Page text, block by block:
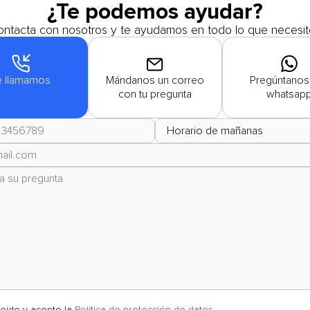
¿Te podemos ayudar?
con nosotros y te ayudamos en todo lo que
llamamos
Mándanos un correo
con tu pregunta